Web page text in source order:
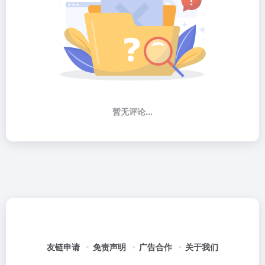
暂无评论...
友链申请 免责声明 广告合作 关于我们